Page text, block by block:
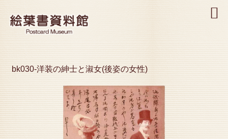
bk030-洋装の紳士と淑女(後姿の女性)